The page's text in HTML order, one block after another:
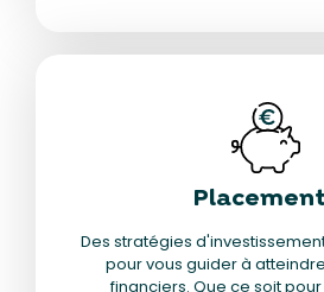
Des stratégies
pour vous guider à
financiers. Que ce soit